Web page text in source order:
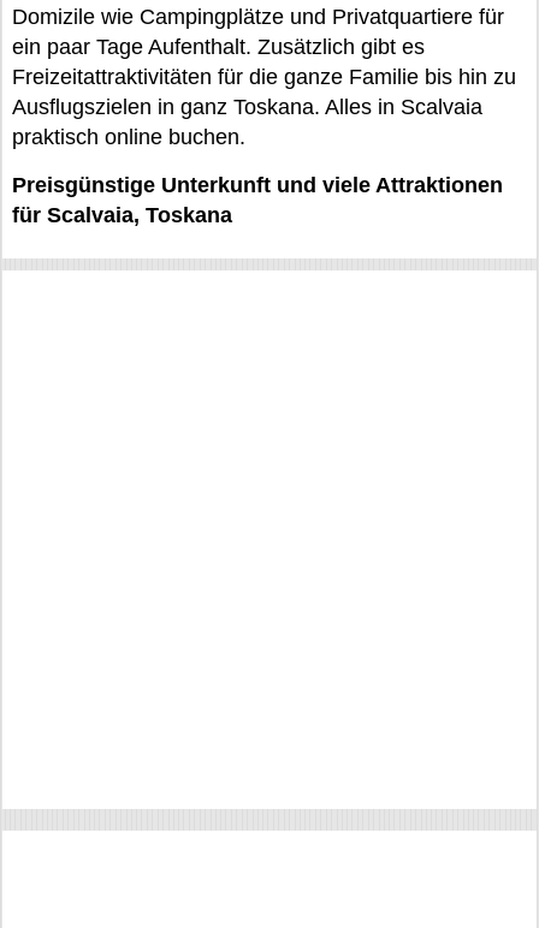
Domizile wie Campingplätze und Privatquartiere für
ein paar Tage Aufenthalt. Zusätzlich gibt es
Freizeitattraktivitäten für die ganze Familie bis hin zu
Ausflugszielen in ganz Toskana. Alles in Scalvaia
praktisch online buchen.
Preisgünstige Unterkunft und viele Attraktionen
für Scalvaia, Toskana